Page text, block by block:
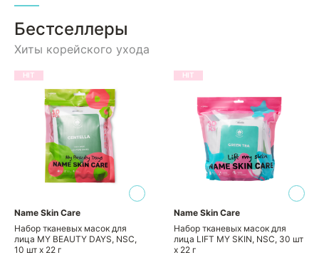
Бестселлеры
Хиты корейского ухода
HIT
Name Skin Care
Набор тканевых масок для
лица MY BEAUTY DAYS, NSC,
10 шт х 22 г
HIT
Name Skin Care
Набор тканевых масок для
лица LIFT MY SKIN, NSC, 30 шт
х 22 г